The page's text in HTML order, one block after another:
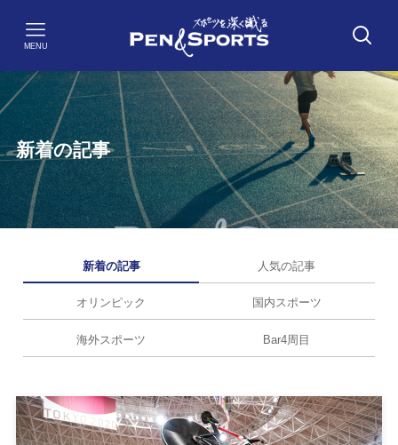
MENU
新着の記事
新着の記事 人気の記事
オリンピック 国内スポーツ
海外スポーツ Bar4周目